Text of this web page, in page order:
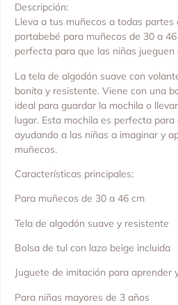
Descripción:
Lleva a tus muñecos a todas partes
portabebé para muñecos de 30 a
perfecta para que las niñas
La tela de algodón suave con
bonita y resistente. Viene con una
ideal para guardar la mochila o
lugar. Esta mochila es perfecta
ayudando a las niñas a imaginar y
muñecos.
Características principales:
Para muñecos de 30 a 46 cm
Tela de algodón suave y resistente
Bolsa de tul con lazo beige incluida
Juguete de imitación para aprender
Para niñas mayores de 3 años